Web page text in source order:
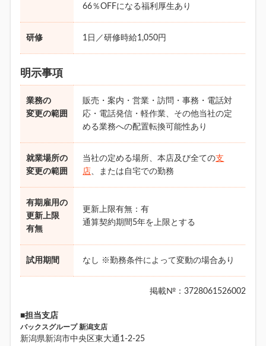
66％OFFになる福利厚生あり
研修 1日／研修時給1,050円
明示事項
業務の
変更の範囲
販売・案内・営業・訪問・事務・電話対
応・電話発信・軽作業、その他当社の定
める業務への配置転換可能性あり
就業場所の
変更の範囲
当社の定める場所、本店及び全ての支
店、または自宅での勤務
有期雇用の
更新上限
有無
更新上限有無：有
通算契約期間5年を上限とする
試用期間 なし ※勤務条件によって変動の場合あり
掲載№：3728061526002
■担当支店
バックスグループ 新潟支店
新潟県新潟市中央区東大通1-2-25